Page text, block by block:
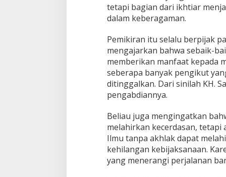
tetapi bagian dari ikhtiar
dalam keberagaman.
Pemikiran itu selalu berpijak
mengajarkan bahwa sebaik-
memberikan manfaat kepada
seberapa banyak pengikut
ditinggalkan. Dari sinilah KH.
pengabdiannya.
Beliau juga mengingatkan
melahirkan kecerdasan,
Ilmu tanpa akhlak dapat
kehilangan kebijaksanaan.
yang menerangi perjalanan